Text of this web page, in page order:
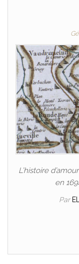
L’histoire
en
Par